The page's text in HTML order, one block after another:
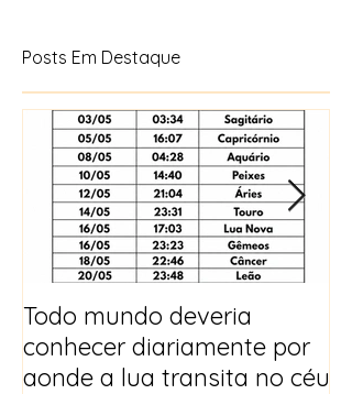
Posts Em Destaque
Todo mundo deveria
conhecer diariamente por
aonde a lua transita no céu